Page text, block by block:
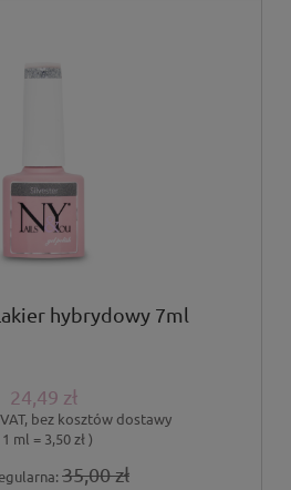
hybrydowy 7ml
24,49 zł
bez kosztów dostawy
1 ml = 3,50 zł )
35,00 zł